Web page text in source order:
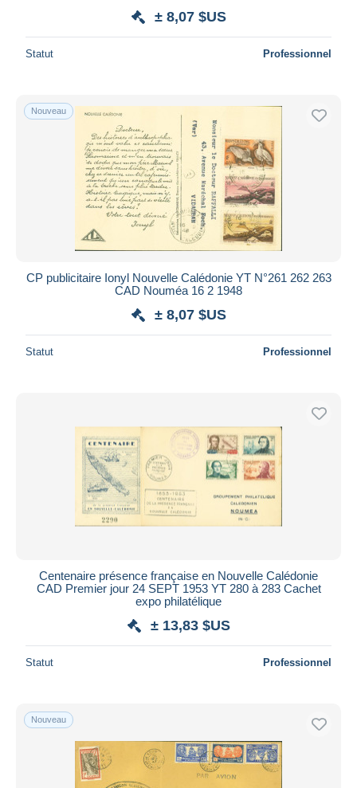
± 8,07 $US
Statut Professionnel
Nouveau
CP publicitaire Ionyl Nouvelle Calédonie YT N°261 262 263
CAD Nouméa 16 2 1948
± 8,07 $US
Statut Professionnel
Centenaire présence française en Nouvelle Calédonie
CAD Premier jour 24 SEPT 1953 YT 280 à 283 Cachet
expo philatélique
± 13,83 $US
Statut Professionnel
Nouveau